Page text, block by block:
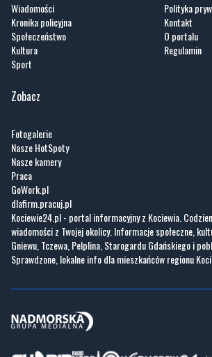
Wiadomości
Kronika policyjna
Społeczeństwo
Kultura
Sport
Polityka
Kontakt
O portalu
Regulamin
Zobacz
Fotogalerie
Nasze HotSpoty
Nasze kamery
Praca
GoWork.pl
dlafirm.pracuj.pl
Kociewie24.pl - portal informacyjny z Kociewia.
wiadomości z Twojej okolicy. Informacje społeczne,
Gniewu, Tczewa, Pelplina, Starogardu Gdańskiego i
Sprawdzone, lokalne info dla mieszkańców regionu